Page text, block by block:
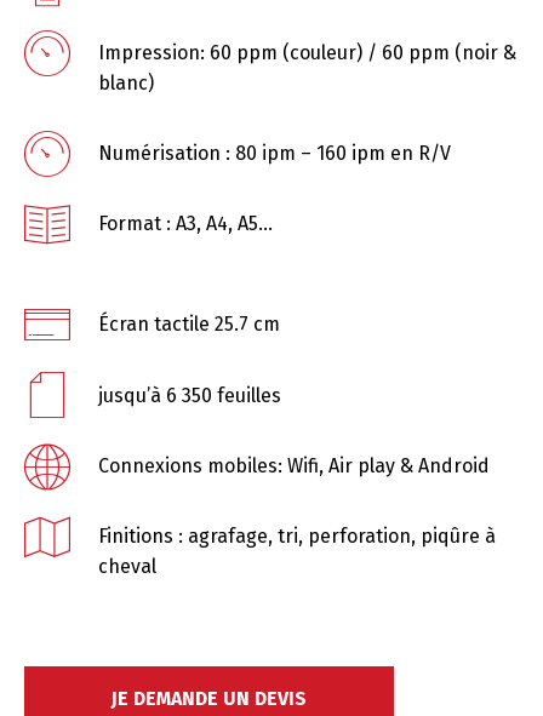
Impression: 60 ppm (couleur) / 60 ppm (noir &
blanc)
Numérisation : 80 ipm – 160 ipm en R/V
Format : A3, A4, A5…
Écran tactile 25.7 cm
jusqu’à 6 350 feuilles
Connexions mobiles: Wifi, Air play & Android
Finitions : agrafage, tri, perforation, piqûre à
cheval
JE DEMANDE UN DEVIS